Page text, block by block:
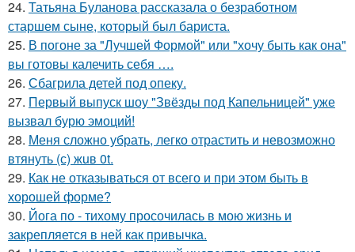
24. Татьяна Буланова рассказала о безработном
старшем сыне, который был бариста.
25. В погоне за "Лучшей Формой" или "хочу быть как она"
вы готовы калечить себя ….
26. Сбагрила детей под опеку.
27. Первый выпуск шоу "Звёзды под Капельницей" уже
вызвал бурю эмоций!
28. Меня сложно убрать, легко отрастить и невозможно
втянуть (с) жuв 0t.
29. Как не отказываться от всего и при этом быть в
хорошей форме?
30. Йога по - тихому просочилась в мою жизнь и
закрепляется в ней как привычка.